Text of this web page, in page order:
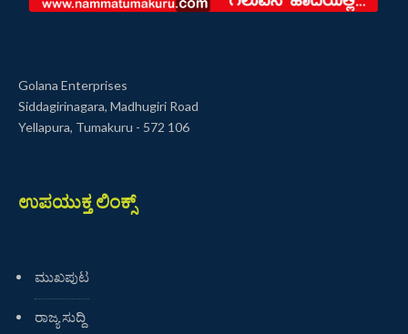
Golana Enterprises
Siddagirinagara, Madhugiri Road
Yellapura, Tumakuru - 572 106
ಉಪಯುಕ್ತ ಲಿಂಕ್ಸ್
ಮುಖಪುಟ
ರಾಜ್ಯ ಸುದ್ದಿ